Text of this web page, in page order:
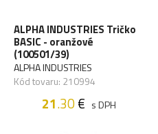
ALPHA INDUSTRIES Tričko
BASIC - oranžové
(100501/39)
ALPHA INDUSTRIES
Kód tovaru: 210994
21.30€ s DPH